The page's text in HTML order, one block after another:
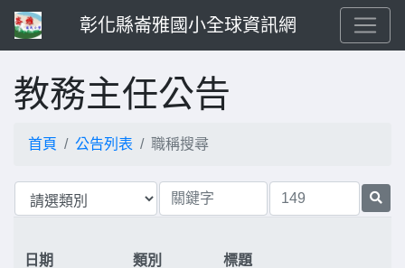
彰化縣崙雅國小全球資訊網
教務主任公告
首頁 公告列表 職稱搜尋
日期 類別 標題